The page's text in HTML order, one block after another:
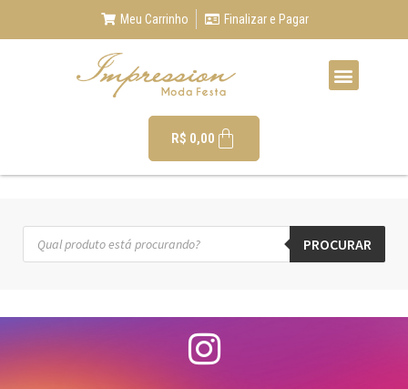
Meu Carrinho Finalizar e Pagar
R$ 0,00
PROCURAR